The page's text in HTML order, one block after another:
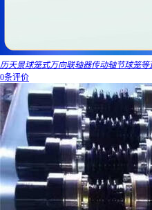
历天景球笼式万向联轴器传动轴节球笼
0条评价